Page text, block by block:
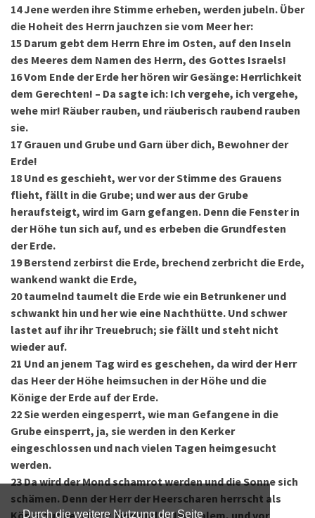
Durch die weitere Nutzung der Seite
14 Jene werden ihre Stimme erheben, werden jubeln. Über
die Hoheit des Herrn jauchzen sie vom Meer her:
15 Darum gebt dem Herrn Ehre im Osten, auf den Inseln
des Meeres dem Namen des Herrn, des Gottes Israels!
16Vom Ende der Erde her hören wir Gesänge: Herrlichkeit
dem Gerechten! – Da sagte ich: Ich vergehe, ich vergehe,
wehe mir! Räuber rauben, und räuberisch raubend rauben
sie.
17 Grauen und Grube und Garn über dich, Bewohner der
Erde!
18 Und es geschieht, wer vor der Stimme des Grauens
flieht, fällt in die Grube; und wer aus der Grube
heraufsteigt, wird im Garn gefangen. Denn die Fenster in
der Höhe tun sich auf, und es erbeben die Grundfesten
der Erde.
19 Berstend zerbirst die Erde, brechend zerbricht die Erde,
wankend wankt die Erde,
20 taumelnd taumelt die Erde wie ein Betrunkener und
schwankt hin und her wie eine Nachthütte. Und schwer
lastet auf ihr ihr Treuebruch; sie fällt und steht nicht
wieder auf.
21 Und an jenem Tag wird es geschehen, da wird der Herr
das Heer der Höhe heimsuchen in der Höhe und die
Könige der Erde auf der Erde.
22Sie werden eingesperrt, wie man Gefangene in die
Grube einsperrt, ja, sie werden in den Kerker
eingeschlossen und nach vielen Tagen heimgesucht
werden.
23Da wird der Mond schamrot werden und die Sonne sich
schämen. Denn der Herr der Heerscharen herrscht als
König auf dem Berg Zion und in Jerusalem, und vor